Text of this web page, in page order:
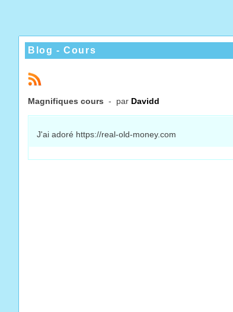
Blog - Cours
Magnifiques cours - par Davidd
J'ai adoré https://real-old-money.com